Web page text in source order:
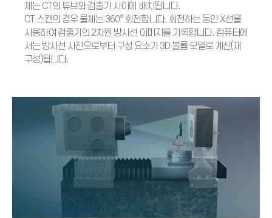
체는 CT의 튜브와 검출기 사이에 배치됩니다.
CT 스캔의 경우 물체는 360° 회전합니다. 회전하는 동안 X선을
사용하여 검출기의 2차원 방사선 이미지를 기록합니다. 컴퓨터에
서는 방사선 사진으로부터 구성 요소가 3D 볼륨 모델로 계산(재
구성)됩니다.